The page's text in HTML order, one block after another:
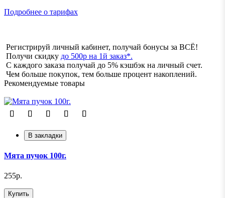
Подробнее о тарифах
Регистрируй личный кабинет, получай бонусы за ВСЁ!
Получи скидку до 500р на 1й заказ*.
С каждого заказа получай до 5% кэшбэк на личный счет.
Чем больше покупок, тем больше процент накоплений.
Рекомендуемые товары
В закладки
Мята пучок 100г.
255р.
Купить